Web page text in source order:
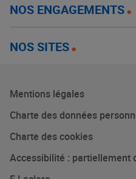
NOS ENGAGEMENTS
NOS SITES
Mentions légales
Charte des données
Charte des cookies
Accessibilité : partiellement